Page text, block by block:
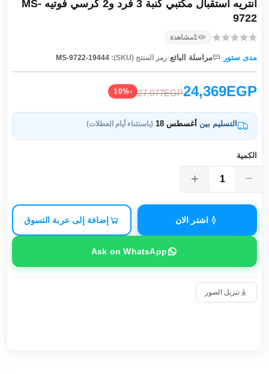
انتريه استقبال مكتبي كنبة 3 فرد و2 كرسي فوتيه MS-
9722
1مشاهدة
مدى ستور · مراسلة البائع·رمز المنتج (SKU): MS-9722-19444
24,369EGP
27,077EGP
-10%
التسليم بين أغسطس 18 (باستثناء أيام العطلات)
الكمية
اشتر الان إضافة إلى عربة التسوق
Ask on WhatsApp
تنزيل الصور